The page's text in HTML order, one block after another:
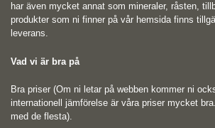
har även mycket annat som mineraler, råsten,
produkter som ni finner på vår hemsida finns
leverans.
Vad vi är bra på
Bra priser (Om ni letar på webben kommer ni
internationell jämförelse är våra priser mycket
med de flesta).